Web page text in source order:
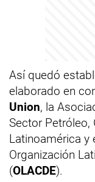
Así quedó
elaborado en
Union, la
Sector Petróleo,
Latinoamérica y
Organización
(OLACDE).